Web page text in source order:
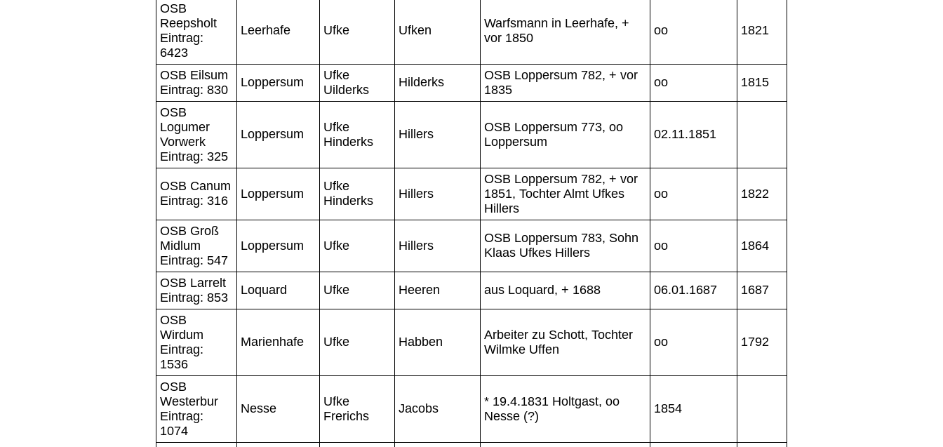
OSB
Reepsholt
Eintrag:
6423
Leerhafe Ufke Ufken
Warfsmann in Leerhafe, +
vor 1850
oo 1821
OSB Eilsum
Eintrag: 830
Loppersum
Ufke
Uilderks
Hilderks
OSB Loppersum 782, + vor
1835
oo 1815
OSB
Logumer
Vorwerk
Eintrag: 325
Loppersum
Ufke
Hinderks
Hillers
OSB Loppersum 773, oo
Loppersum
02.11.1851
OSB Canum
Eintrag: 316
Loppersum
Ufke
Hinderks
Hillers
OSB Loppersum 782, + vor
1851, Tochter Almt Ufkes
Hillers
oo 1822
OSB Groß
Midlum
Eintrag: 547
Loppersum Ufke Hillers
OSB Loppersum 783, Sohn
Klaas Ufkes Hillers
oo 1864
OSB Larrelt
Eintrag: 853
Loquard Ufke Heeren aus Loquard, + 1688 06.01.1687 1687
OSB
Wirdum
Eintrag:
1536
Marienhafe Ufke Habben
Arbeiter zu Schott, Tochter
Wilmke Uffen
oo 1792
OSB
Westerbur
Eintrag:
1074
Nesse
Ufke
Frerichs
Jacobs
* 19.4.1831 Holtgast, oo
Nesse (?)
1854